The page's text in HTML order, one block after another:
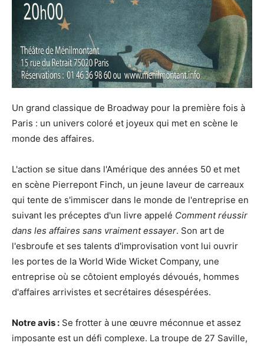
Un grand classique de Broadway pour la première fois à
Paris : un univers coloré et joyeux qui met en scène le
monde des affaires.
L'action se situe dans l'Amérique des années 50 et met
en scène Pierrepont Finch, un jeune laveur de carreaux
qui tente de s'immiscer dans le monde de l'entreprise en
suivant les préceptes d'un livre appelé Comment réussir
dans les affaires sans vraiment essayer. Son art de
l'esbroufe et ses talents d'improvisation vont lui ouvrir
les portes de la World Wide Wicket Company, une
entreprise où se côtoient employés dévoués, hommes
d'affaires arrivistes et secrétaires désespérées.
Notre avis : Se frotter à une œuvre méconnue et assez
imposante est un défi complexe. La troupe de 27 Saville,